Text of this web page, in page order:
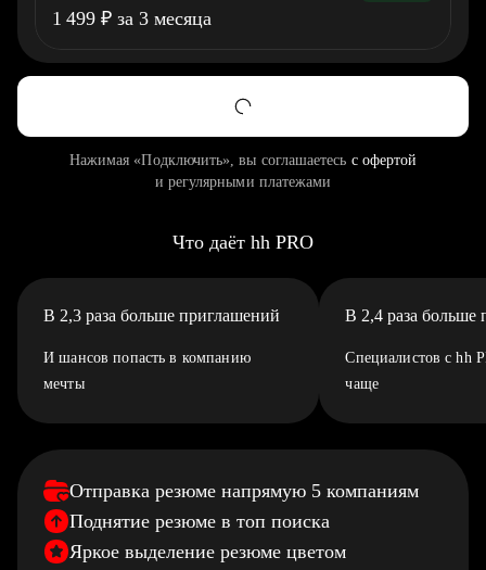
1 499 ₽ за 3 месяца
Нажимая «Подключить», вы соглашаетесь с офертой
и регулярными платежами
Что даёт hh PRO
В 2,3 раза больше приглашений
И шансов попасть в компанию
мечты
В 2,4 раза больше
Специалистов с hh
чаще
Отправка резюме напрямую 5 компаниям
Поднятие резюме в топ поиска
Яркое выделение резюме цветом